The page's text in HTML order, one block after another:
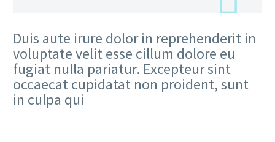
Duis aute irure dolor in reprehenderit in
voluptate velit esse cillum dolore eu
fugiat nulla pariatur. Excepteur sint
occaecat cupidatat non proident, sunt
in culpa qui